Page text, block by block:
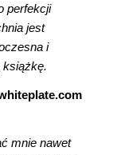
perfekcji
jest
i
książkę.
mnie nawet